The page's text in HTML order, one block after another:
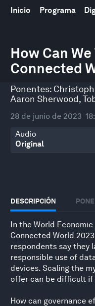
Inicio Programa
How Can
Connected
Ponentes:
Aaron Sherwood,
28 de junio de 2023
Audio
DESCRIPCIÓN
In the World
Connected World
respondents say they
responsible use of
devices. Scaling the
offer can be difficult if
How can governance
seconds
of
31
minutes,
seconds